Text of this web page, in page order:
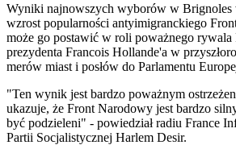
Wyniki najnowszych wyborów w Brignoles
wzrost popularności antyimigranckiego
może go postawić w roli poważnego rywala
prezydenta Francois Hollande'a w
merów miast i posłów do Parlamentu
"Ten wynik jest bardzo poważnym
ukazuje, że Front Narodowy jest bardzo
być podzieleni" - powiedział radiu France
Partii Socjalistycznej Harlem Desir.